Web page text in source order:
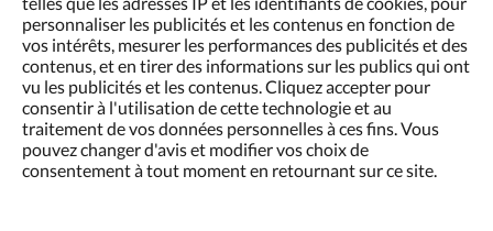
personnaliser les publicités et les contenus en fonction de
vos intérêts, mesurer les performances des publicités et des
contenus, et en tirer des informations sur les publics qui ont
vu les publicités et les contenus. Cliquez accepter pour
consentir à l'utilisation de cette technologie et au
traitement de vos données personnelles à ces fins. Vous
pouvez changer d'avis et modifier vos choix de
consentement à tout moment en retournant sur ce site.